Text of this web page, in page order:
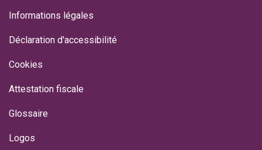
Informations légales
Déclaration d'accessibilité
Cookies
Attestation fiscale
Glossaire
Logos